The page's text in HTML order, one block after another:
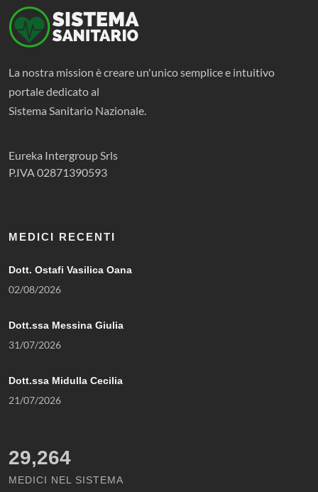
La nostra mission è creare un'unico semplice e intuitivo
portale dedicato al
Sistema Sanitario Nazionale.
Eureka Intergroup Srls
P.IVA 02871390593
MEDICI RECENTI
Dott. Ostafi Vasilica Oana
02/08/2026
Dott.ssa Messina Giulia
31/07/2026
Dott.ssa Midulla Cecilia
21/07/2026
29,264
MEDICI NEL SISTEMA